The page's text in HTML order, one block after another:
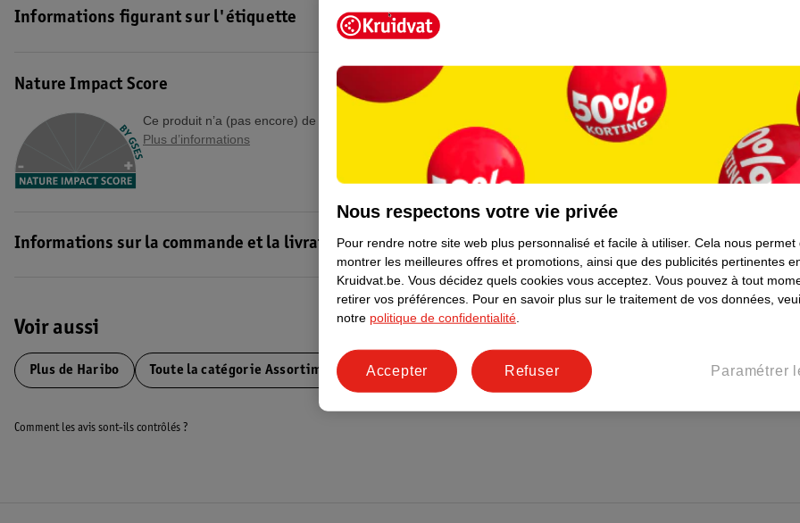
Informations figurant sur l'étiquette
Nature Impact Score
Ce produit n’a (pas encore) de "Nature Impact Score".
Plus d’informations
Informations sur la commande et la livraison
Voir aussi
Plus de Haribo Toute la catégorie Assortiments de bonbons
Comment les avis sont-ils contrôlés ?
Nous respectons votre vie privée
Pour rendre notre site web plus personnalisé et facile à utiliser. Cela nous permet
montrer les meilleures offres et promotions, ainsi que des publicités pertinentes
Kruidvat.be. Vous décidez quels cookies vous acceptez. Vous pouvez à tout
retirer vos préférences. Pour en savoir plus sur le traitement de vos données,
notre politique de confidentialité
Paramétrer
Refuser
Accepter